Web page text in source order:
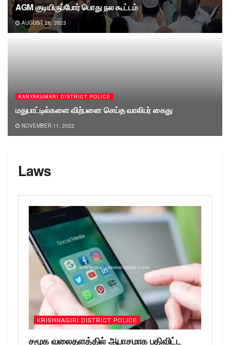
AGM குடியிருப்போர் பொது நல கூட்டம்
AUGUST 28, 2023
KANYAKUMARI DISTRICT POLICE
மதுபாட்டில்களை விற்பனை செய்த வாலிபர் கைது
NOVEMBER 11, 2022
Laws
KRISHNAGIRI DISTRICT POLICE
சமூக வலைதளத்தில் ஆபாசமாக பதிவிட்ட